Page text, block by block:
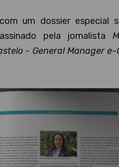
um dossier especial
pela jornalista
- General Manager e-